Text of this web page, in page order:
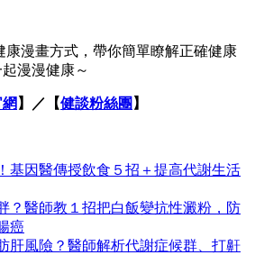
康漫畫方式，帶你簡單瞭解正確健康
漫漫健康～
】／【健談粉絲團 】
基因醫傳授飲食５招＋提高代謝生活
？醫師教１招把白飯變抗性澱粉，防
癌
肝風險？醫師解析代謝症候群、打鼾